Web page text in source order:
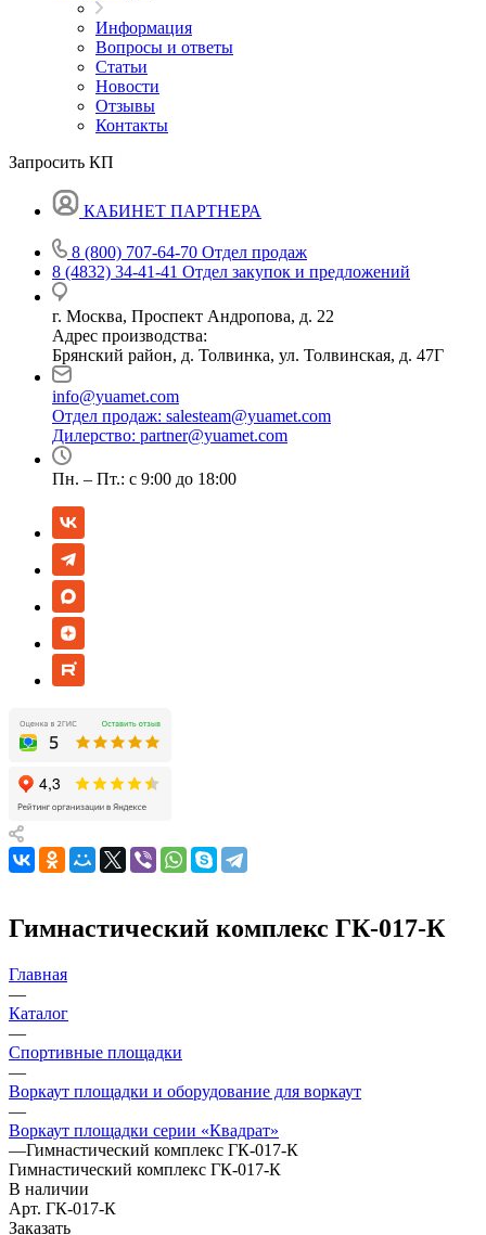
Информация
Вопросы и ответы
Статьи
Новости
Отзывы
Контакты
Запросить КП
КАБИНЕТ ПАРТНЕРА
8 (800) 707-64-70 Отдел продаж
8 (4832) 34-41-41 Отдел закупок и предложений
г. Москва, Проспект Андропова, д. 22
Адрес производства:
Брянский район, д. Толвинка, ул. Толвинская, д. 47Г
info@yuamet.com
Отдел продаж: salesteam@yuamet.com
Дилерство: partner@yuamet.com
Пн. – Пт.: с 9:00 до 18:00
Гимнастический комплекс ГК-017-К
Главная
—
Каталог
—
Спортивные площадки
—
Воркаут площадки и оборудование для воркаут
—
Воркаут площадки серии «Квадрат»
—Гимнастический комплекс ГК-017-К
Гимнастический комплекс ГК-017-К
В наличии
Арт. ГК-017-К
Заказать